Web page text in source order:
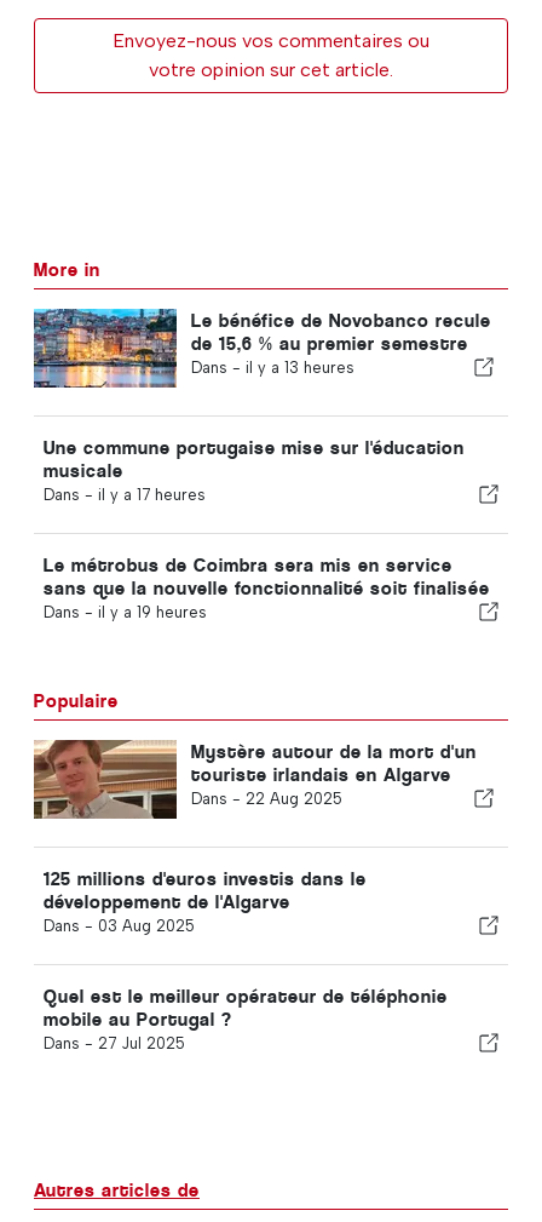
Envoyez-nous vos commentaires ou
votre opinion sur cet article.
More in
Le bénéfice de Novobanco recule
de 15,6 % au premier semestre
Dans - il y a 13 heures
Une commune portugaise mise sur l'éducation
musicale
Dans - il y a 17 heures
Le métrobus de Coimbra sera mis en service
sans que la nouvelle fonctionnalité soit finalisée
Dans - il y a 19 heures
Populaire
Mystère autour de la mort d'un
touriste irlandais en Algarve
Dans - 22 Aug 2025
125 millions d'euros investis dans le
développement de l'Algarve
Dans - 03 Aug 2025
Quel est le meilleur opérateur de téléphonie
mobile au Portugal ?
Dans - 27 Jul 2025
Autres articles de